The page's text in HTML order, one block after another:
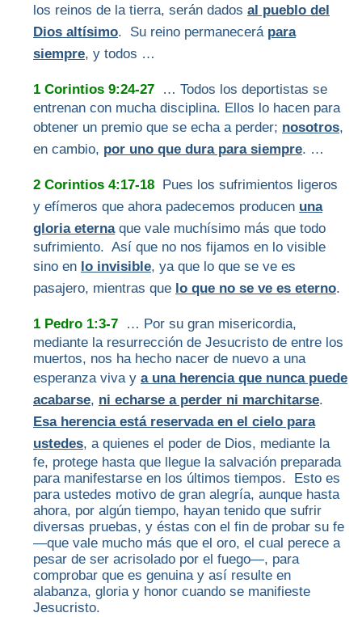
los reinos de la tierra, serán dados al pueblo del
Dios altísimo. Su reino permanecerá para
siempre, y todos …
1 Corintios 9:24-27
… Todos los deportistas se
entrenan con mucha disciplina. Ellos lo hacen para
obtener un premio que se echa a perder; nosotros,
en cambio, por uno que dura para siempre. …
2 Corintios 4:17-18 Pues los sufrimientos ligeros
y efímeros que ahora padecemos producen una
gloria eternaque vale muchísimo más que todo
sufrimiento. Así que no nos fijamos en lo visible
sino en lo invisible, ya que lo que se ve es
pasajero, mientras que lo que no se ve es eterno.
1 Pedro 1:3-7 … Por su gran misericordia,
mediante la resurrección de Jesucristo de entre los
muertos, nos ha hecho nacer de nuevo a una
esperanza viva y a una herencia que nunca puede
acabarse, ni echarse a perder ni marchitarse.
Esa herencia está reservada en el cielo para
ustedes, a quienes el poder de Dios, mediante la
fe, protege hasta que llegue la salvación preparada
para manifestarse en los últimos tiempos. Esto es
para ustedes motivo de gran alegría, aunque hasta
ahora, por algún tiempo, hayan tenido que sufrir
diversas pruebas, y éstas con el fin de probar su fe
—que vale mucho más que el oro, el cual perece a
pesar de ser acrisolado por el fuego—, para
comprobar que es genuina y así resulte en
alabanza, gloria y honor cuando se manifieste
Jesucristo.